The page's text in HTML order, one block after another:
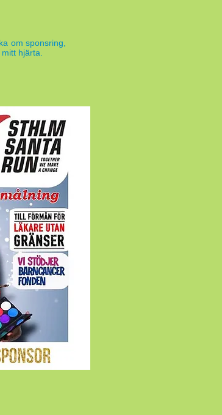
om sponsring,
hjärta.